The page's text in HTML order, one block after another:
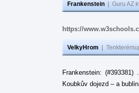
Frankenstein Guru AZ
https://
VelkyHrom
Frankenstein:
Koubkův dojezd – a